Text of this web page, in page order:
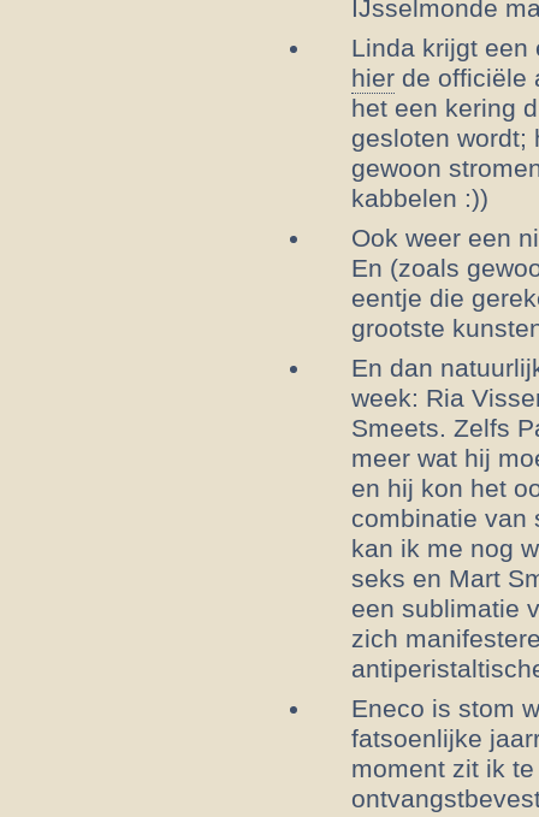
IJsselmonde
Linda krijgt een
hierde officiële
het een kering
gesloten wordt;
gewoon
kabbelen :))
Ook weer een
En (zoals
eentje die
grootste
En dan
week: Ria
Smeets. Zelfs
meer wat hij
en hij kon het
combinatie van
kan ik me nog
seks en Mart
een sublimatie
zich
Eneco is stom
fatsoenlijke
moment zit ik